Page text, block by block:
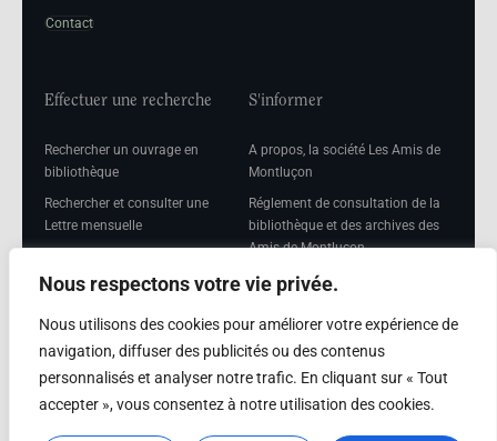
Nous respectons votre vie privée.
Nous utilisons des cookies pour améliorer votre expérience de
navigation, diffuser des publicités ou des contenus
personnalisés et analyser notre trafic. En cliquant sur « Tout
accepter », vous consentez à notre utilisation des cookies.
Contact
Effectuer une recherche
Rechercher un ouvrage en
bibliothèque
Rechercher et consulter une
Lettre mensuelle
mensuelle
S'informer
A propos, la société Les Amis de
Montluçon
Réglement de consultation de la
bibliothèque et des archives des
Amis de Montluçon
Mentions légales
Adhérer